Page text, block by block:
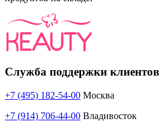
Служба поддержки клиентов
+7 (495) 182-54-00 Москва
+7 (914) 706-44-00 Владивосток